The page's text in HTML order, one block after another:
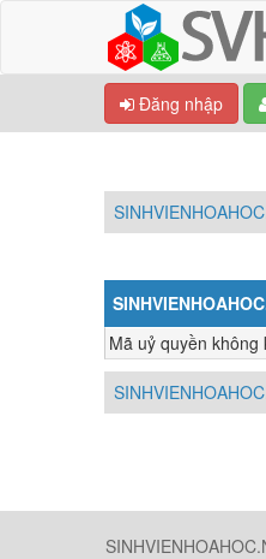
Đăng nhập
Mã uỷ quyền